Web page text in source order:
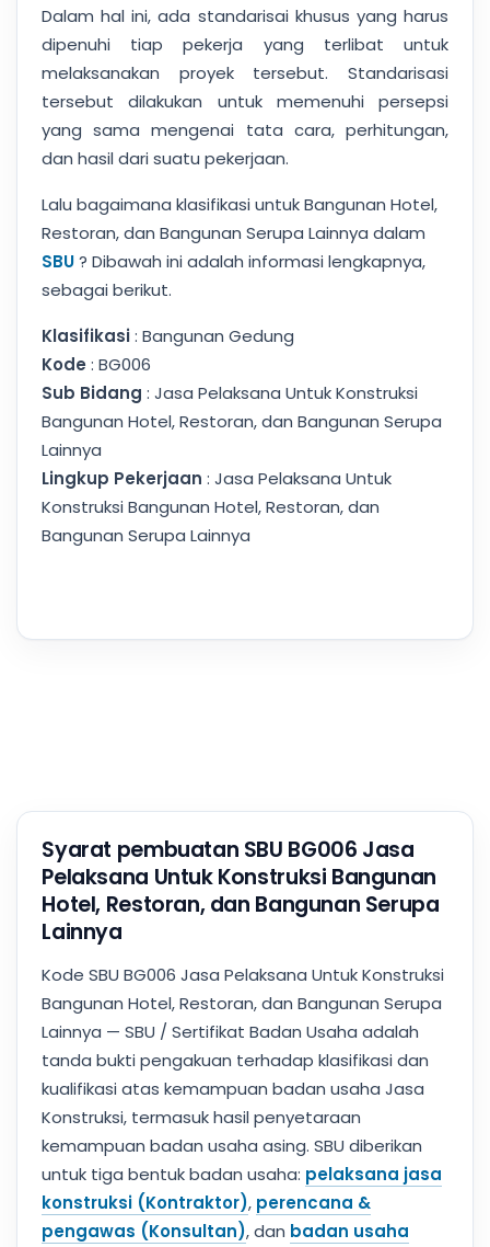
Dalam hal ini, ada standarisai khusus yang harus
dipenuhi tiap pekerja yang terlibat untuk
melaksanakan proyek tersebut. Standarisasi
tersebut dilakukan untuk memenuhi persepsi
yang sama mengenai tata cara, perhitungan,
dan hasil dari suatu pekerjaan.
Lalu bagaimana klasifikasi untuk Bangunan Hotel,
Restoran, dan Bangunan Serupa Lainnya dalam
SBU? Dibawah ini adalah informasi lengkapnya,
sebagai berikut.
Klasifikasi: Bangunan Gedung
Kode : BG006
Sub Bidang : Jasa Pelaksana Untuk Konstruksi
Bangunan Hotel, Restoran, dan Bangunan Serupa
Lainnya
Lingkup Pekerjaan : Jasa Pelaksana Untuk
Konstruksi Bangunan Hotel, Restoran, dan
Bangunan Serupa Lainnya
Syarat pembuatan SBU BG006 Jasa
Pelaksana Untuk Konstruksi Bangunan
Hotel, Restoran, dan Bangunan Serupa
Lainnya
Kode SBU BG006 Jasa Pelaksana Untuk Konstruksi
Bangunan Hotel, Restoran, dan Bangunan Serupa
Lainnya — SBU / Sertifikat Badan Usaha adalah
tanda bukti pengakuan terhadap klasifikasi dan
kualifikasi atas kemampuan badan usaha Jasa
Konstruksi, termasuk hasil penyetaraan
kemampuan badan usaha asing. SBU diberikan
untuk tiga bentuk badan usaha: pelaksana jasa
konstruksi (Kontraktor), perencana &
pengawas (Konsultan), dan badan usaha